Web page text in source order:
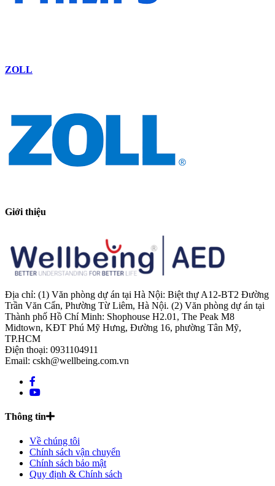
ZOLL
Giới thiệu
Địa chỉ: (1) Văn phòng dự án tại Hà Nội: Biệt thự A12-BT2 Đường
Trần Văn Cẩn, Phường Từ Liêm, Hà Nội. (2) Văn phòng dự án tại
Thành phố Hồ Chí Minh: Shophouse H2.01, The Peak M8
Midtown, KĐT Phú Mỹ Hưng, Đường 16, phường Tân Mỹ,
TP.HCM
Điện thoại: 0931104911
Email: cskh@wellbeing.com.vn
Thông tin
Về chúng tôi
Chính sách vận chuyển
Chính sách bảo mật
Quy định & Chính sách